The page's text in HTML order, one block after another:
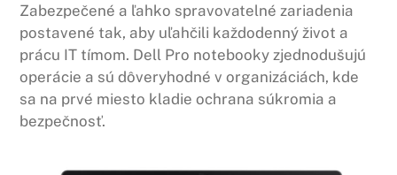
Zabezpečené a ľahko spravovatelné zariadenia
postavené tak, aby uľahčili každodenný život a
prácu IT tímom. Dell Pro notebooky zjednodušujú
operácie a sú dôveryhodné v organizáciách, kde
sa na prvé miesto kladie ochrana súkromia a
bezpečnosť.